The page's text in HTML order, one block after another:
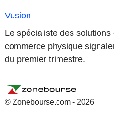
Vusion
Le spécialiste des solutions
commerce physique
du premier trimestre.
© Zonebourse.com - 2026